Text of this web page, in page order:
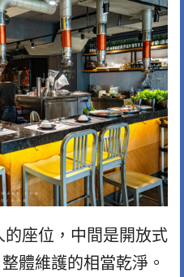
座位，中間是開放式
體維護的相當乾淨。